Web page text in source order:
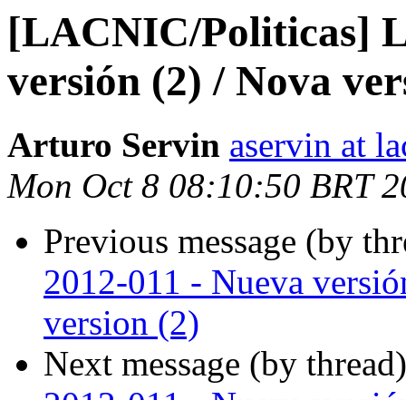
[LACNIC/Politicas]
versión (2) / Nova
Arturo Servin aservin at
Mon Oct 8 08:10:50 BRT
Previous message (by
2012-011 - Nueva
version (2)
Next message (by